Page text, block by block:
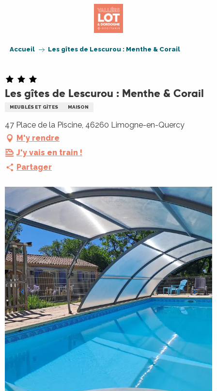
Accueil Les gîtes de Lescurou : Menthe & Corail
Les gîtes de Lescurou : Menthe & Corail
MEUBLÉS ET GÎTES MAISON
47 Place de la Piscine, 46260 Limogne-en-Quercy
M'y rendre
J'y vais en train !
Partager